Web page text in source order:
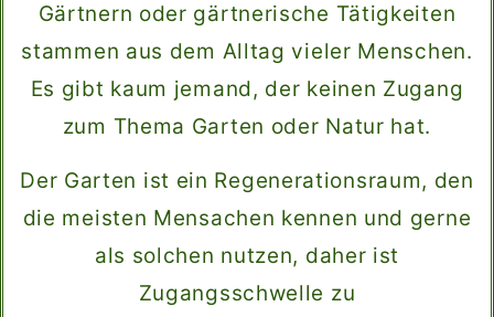
Gärtnern oder gärtnerische Tätigkeiten
stammen aus dem Alltag vieler Menschen.
Es gibt kaum jemand, der keinen Zugang
zum Thema Garten oder Natur hat.
Der Garten ist ein Regenerationsraum, den
die meisten Mensachen kennen und gerne
als solchen nutzen, daher ist
Zugangsschwelle zu